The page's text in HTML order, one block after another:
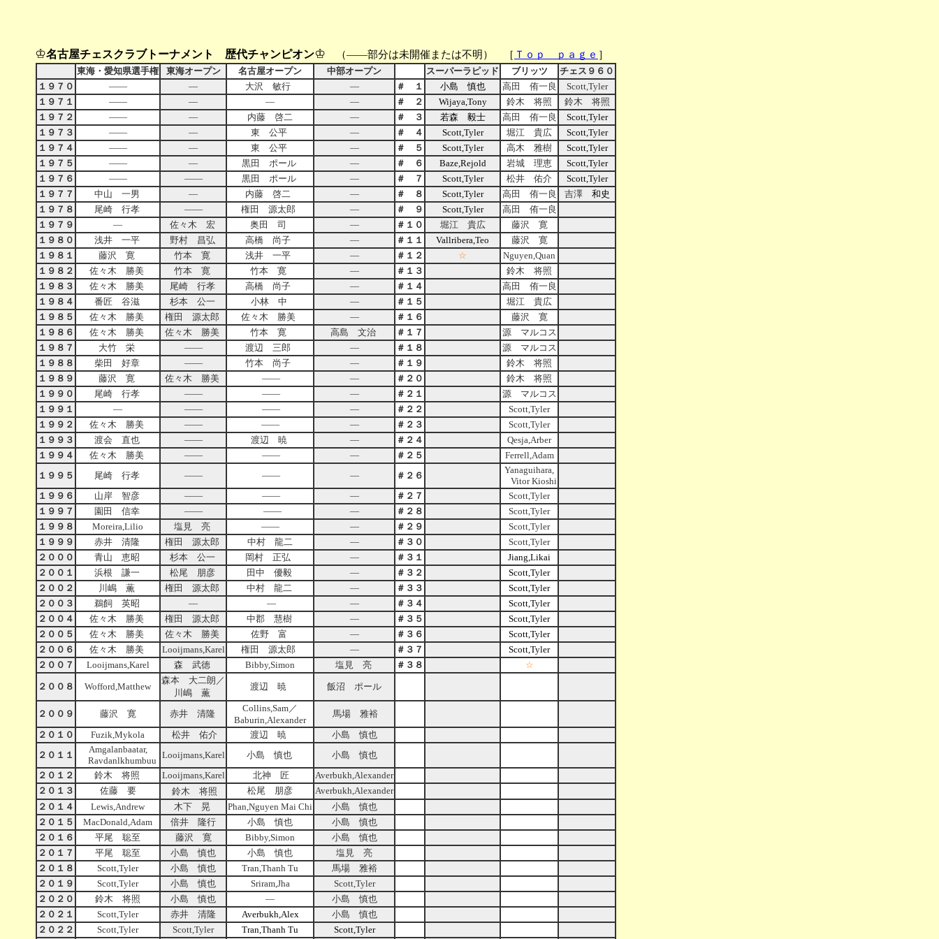
東海・愛知県選手権 東海オープン 名古屋オープン 中部オープン スーパーラピッド ブリッツ
チェス９６０
１９７０
―― ― 大沢 敏行 ― ＃ １ 小島 慎也 高田 侑一良
Scott,Tyler
１９７１
―― ― ― ― ＃ ２ Wijaya,Tony 鈴木 将照
鈴木 将照
１９７２
―― ― 内藤 啓二 ― ＃ ３ 若森 毅士 高田 侑一良
Scott,Tyler
１９７３
―― ― 東 公平 ― ＃ ４ Scott,Tyler 堀江 貴広
Scott,Tyler
１９７４
―― ― 東 公平 ― ＃ ５ Scott,Tyler 高木 雅樹
Scott,Tyler
１９７５
―― ― 黒田 ポール ― ＃ ６ Baze,Rejold 岩城 理恵
Scott,Tyler
１９７６
―― ―― 黒田 ポール ― ＃ ７ Scott,Tyler 松井 佑介
Scott,Tyler
１９７７
中山 一男 ― 内藤 啓二 ― ＃ ８ Scott,Tyler 高田 侑一良 吉澤 和史
１９７８
尾崎 行孝 ―― 権田 源太郎 ― ＃ ９ Scott,Tyler
高田 侑一良
１９７９
― 佐々木 宏 奥田 司 ― ＃１０ 堀江 貴広
藤沢 寛
１９８０
浅井 一平 野村 昌弘 高橋 尚子 ― ＃１１ Vallribera,Teo
藤沢 寛
１９８１
藤沢 寛 竹本 寛 浅井 一平 ― ＃１２ ☆
Nguyen,Quan
１９８２
佐々木 勝美 竹本 寛 竹本 寛 ― ＃１３
鈴木 将照
１９８３
佐々木 勝美 尾崎 行孝 高橋 尚子 ― ＃１４
高田 侑一良
１９８４
番匠 谷滋 杉本 公一 小林 中 ― ＃１５
堀江 貴広
１９８５
佐々木 勝美 権田 源太郎 佐々木 勝美 ― ＃１６
藤沢 寛
１９８６
佐々木 勝美 佐々木 勝美 竹本 寛 高島 文治 ＃１７
源 マルコス
１９８７
大竹 栄 ―― 渡辺 三郎 ― ＃１８
源 マルコス
１９８８
柴田 好章 ―― 竹本 尚子 ― ＃１９
鈴木 将照
１９８９
藤沢 寛 佐々木 勝美 ―― ― ＃２０
鈴木 将照
１９９０
尾崎 行孝 ―― ―― ― ＃２１
源 マルコス
１９９１
― ―― ―― ― ＃２２
Scott,Tyler
１９９２
佐々木 勝美 ―― ―― ― ＃２３
Scott,Tyler
１９９３
渡会 直也 ―― 渡辺 暁 ― ＃２４
Qesja,Arber
１９９４
佐々木 勝美 ―― ―― ― ＃２５
Ferrell,Adam
１９９５
尾崎 行孝 ―― ―― ― ＃２６
Yanaguihara,
Vitor Kioshi
１９９６
山岸 智彦 ―― ―― ― ＃２７
Scott,Tyler
１９９７
園田 信幸 ―― ―― ― ＃２８
Scott,Tyler
１９９８
Moreira,Lilio 塩見 亮 ―― ― ＃２９
Scott,Tyler
１９９９
赤井 清隆 権田 源太郎 中村 龍二 ― ＃３０
Scott,Tyler
２０００
青山 恵昭 杉本 公一 岡村 正弘 ― ＃３１
Jiang,Likai
２００１
浜根 謙一 松尾 朋彦 田中 優毅 ― ＃３２
Scott,Tyler
２００２
川嶋 薫 権田 源太郎 中村 龍二 ― ＃３３
Scott,Tyler
２００３
鵜飼 英昭 ― ― ― ＃３４
Scott,Tyler
２００４
佐々木 勝美 権田 源太郎 中郡 慧樹 ― ＃３５
Scott,Tyler
２００５
佐々木 勝美 佐々木 勝美 佐野 富 ― ＃３６
Scott,Tyler
２００６
佐々木 勝美 Looijmans,Karel 権田 源太郎 ― ＃３７
Scott,Tyler
２００７
Looijmans,Karel 森 武徳 Bibby,Simon 塩見 亮 ＃３８ ☆
２００８ Wofford,Matthew
森本 大二朗／
川嶋 薫
渡辺 暁 飯沼 ポール
２００９ 藤沢 寛 赤井 清隆
Collins,Sam／
Baburin,Alexander
馬場 雅裕
２０１０
Fuzik,Mykola 松井 佑介 渡辺 暁
小島 慎也
２０１１
Amgalanbaatar,
Ravdanlkhumbuu
Looijmans,Karel 小島 慎也
小島 慎也
２０１２
鈴木 将照 Looijmans,Karel 北神 匠
Averbukh,Alexander
２０１３
佐藤 要 鈴木 将照 松尾 朋彦
Averbukh,Alexander
２０１４
Lewis,Andrew 木下 晃 Phan,Nguyen Mai Chi
小島 慎也
２０１５
MacDonald,Adam 倍井 隆行 小島 慎也
小島 慎也
２０１６
平尾 聡至 藤沢 寛 Bibby,Simon
小島 慎也
２０１７
平尾 聡至 小島 慎也 小島 慎也
塩見 亮
２０１８
Scott,Tyler 小島 慎也 Tran,Thanh Tu
馬場 雅裕
２０１９
Scott,Tyler 小島 慎也 Sriram,Jha
Scott,Tyler
２０２０
鈴木 将照 小島 慎也 ―
小島 慎也
２０２１
Scott,Tyler 赤井 清隆 Averbukh,Alex
小島 慎也
２０２２
Scott,Tyler Scott,Tyler Tran,Thanh Tu Scott,Tyler
♔名古屋チェスクラブトーナメント 歴代チャンピオン♔ （――部分は未開催または不明） ［ Ｔｏｐ ｐａｇｅ ］